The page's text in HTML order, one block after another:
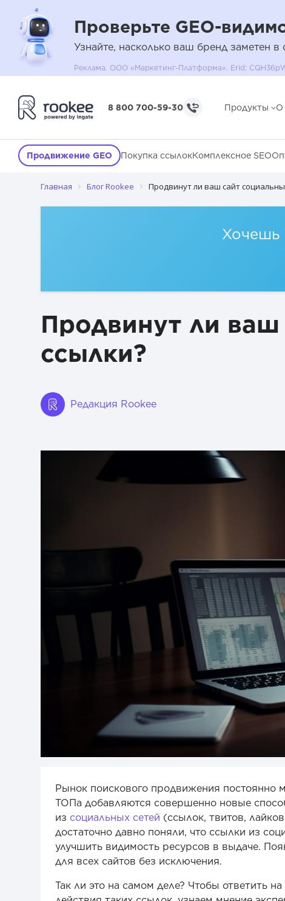
Проверьте GEO-
Узнайте, насколько ваш бренд заметен
Реклама. ООО «Маркетинг-Платформа». Erid:
8 800 700-59-30 Продукты О
Продвижение GEO Покупка ссылокКомплексное SEO
Главная Блог Rookee Продвинут ли ваш сайт
Хочешь
Продвинут ли
ссылки?
Редакция Rookee
Рынок поискового продвижения постоянно
ТОПа добавляются совершенно новые
из социальных сетей (ссылок, твитов,
достаточно давно поняли, что ссылки из
улучшить видимость ресурсов в выдаче.
для всех сайтов без исключения.
Так ли это на самом деле? Чтобы ответить